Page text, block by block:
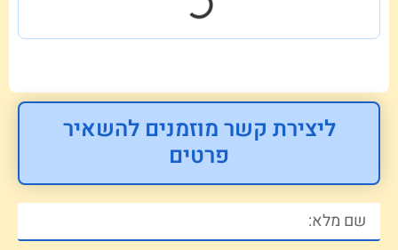
ליצירת קשר מוזמנים להשאיר
פרטים